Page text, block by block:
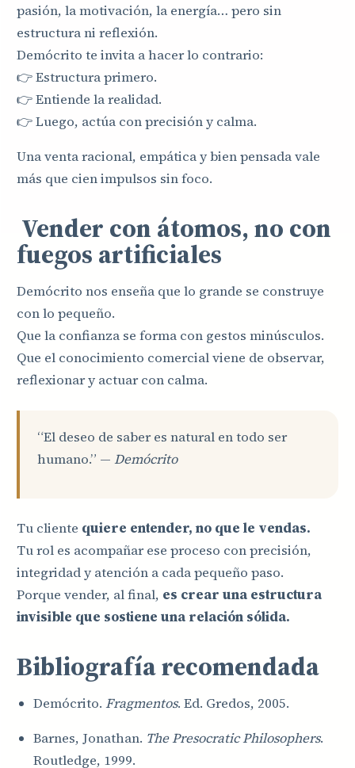
pasión, la motivación, la energía… pero sin
estructura ni reflexión.
Demócrito te invita a hacer lo contrario:
👉 Estructura primero.
👉 Entiende la realidad.
👉 Luego, actúa con precisión y calma.
Una venta racional, empática y bien pensada vale
más que cien impulsos sin foco.
Vender con átomos, no con
fuegos artificiales
Demócrito nos enseña que lo grande se construye
con lo pequeño.
Que la confianza se forma con gestos minúsculos.
Que el conocimiento comercial viene de observar,
reflexionar y actuar con calma.
“El deseo de saber es natural en todo ser
humano.” —Demócrito
Tu cliente quiere entender, no que le vendas.
Tu rol es acompañar ese proceso con precisión,
integridad y atención a cada pequeño paso.
Porque vender, al final, es crear una estructura
invisible que sostiene una relación sólida.
Bibliografía recomendada
Demócrito. Fragmentos. Ed. Gredos, 2005.
Barnes, Jonathan. The Presocratic Philosophers.
Routledge, 1999.